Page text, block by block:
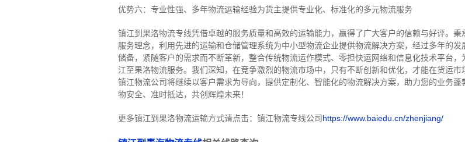
优势六：专业性强、多年物流运输经验为货主提供专业化、标准化的多元物流服务
镇江到果洛物流专线凭借卓越的服务质量和高效的运输能力，赢得了广大客户的信赖与好评。 秉
服务理念，利用先进的运输和仓储管理系统为中小型物流企业提供物流解决方案，经过多年的
储备，紧随客户的需求而不断革新，整合传统物流运作模式、零担快运网络和信息化技术平台
江至果洛物流服务。 我们深知，在竞争激烈的物流市场中，只有不断创新和优化，才能在货运市
镇江物流公司将继续以客户需求为导向，提供定制化、智能化的物流解决方案，助力您的业务
物安全、准时抵达，共创辉煌未来！
更多镇江到果洛物流运输方式请点击：镇江物流专线公司https://www.baiedu.cn/zhenjiang/